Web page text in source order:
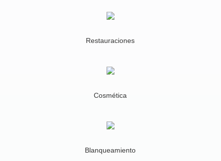
Restauraciones
Cosmética
Blanqueamiento